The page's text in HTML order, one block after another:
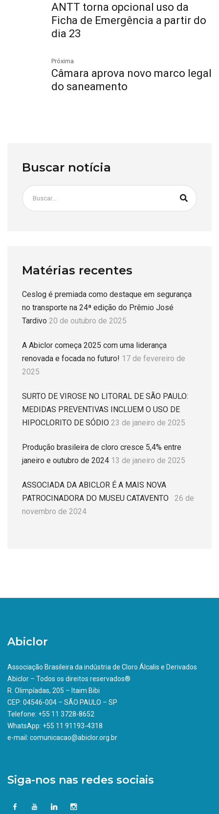
ANTT torna opcional uso da
Ficha de Emergência a partir do
dia 23
Próxima
Câmara aprova novo marco legal
do saneamento
Buscar notícia
Matérias recentes
Ceslog é premiada como destaque em segurança
no transporte na 24ª edição do Prêmio José
Tardivo 20 de outubro de 2025
A Abiclor começa 2025 com uma liderança
renovada e focada no futuro! 17 de fevereiro de
2025
SURTO DE VIROSE NO LITORAL DE SÃO PAULO:
MEDIDAS PREVENTIVAS INCLUEM O USO DE
HIPOCLORITO DE SÓDIO 23 de janeiro de 2025
Produção brasileira de cloro cresce 5,4% entre
janeiro e outubro de 2024 13 de janeiro de 2025
ASSOCIADA DA ABICLOR É A MAIS NOVA
PATROCINADORA DO MUSEU CATAVENTO
26 de
novembro de 2024
Abiclor
Associação Brasileira da indústria de Cloro Álcalis e Derivados
Abiclor – Todos os direitos reservados®
R. Olimpíadas, 205 – Itaim Bibi
CEP: 04546-004 – SÃO PAULO – SP
Telefone: +55 11 3728-8652
WhatsApp: +55 11 91193-4318
e-mail: comunicacao@abiclor.org.br
Siga-nos nas redes sociais